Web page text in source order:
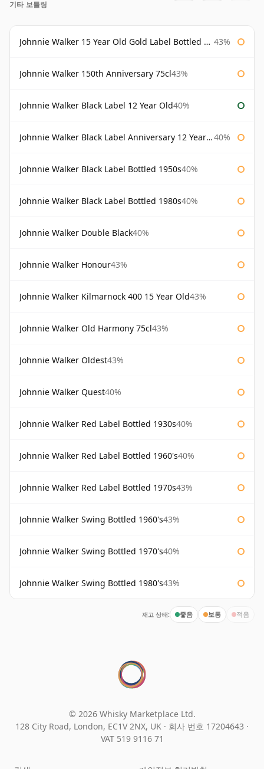
기타 보틀링
Johnnie Walker 15 Year Old Gold Label Bottled 1980s 43%
Johnnie Walker 150th Anniversary 75cl43%
Johnnie Walker Black Label 12 Year Old40%
Johnnie Walker Black Label Anniversary 12 Year Old 40%
Johnnie Walker Black Label Bottled 1950s40%
Johnnie Walker Black Label Bottled 1980s40%
Johnnie Walker Double Black40%
Johnnie Walker Honour43%
Johnnie Walker Kilmarnock 400 15 Year Old43%
Johnnie Walker Old Harmony 75cl43%
Johnnie Walker Oldest43%
Johnnie Walker Quest40%
Johnnie Walker Red Label Bottled 1930s40%
Johnnie Walker Red Label Bottled 1960's40%
Johnnie Walker Red Label Bottled 1970s43%
Johnnie Walker Swing Bottled 1960's43%
Johnnie Walker Swing Bottled 1970's40%
Johnnie Walker Swing Bottled 1980's43%
재고 상태: 좋음 보통 적음
© 2026 Whisky Marketplace Ltd.
128 City Road, London, EC1V 2NX, UK · 회사 번호 17204643 ·
VAT 519 9116 71